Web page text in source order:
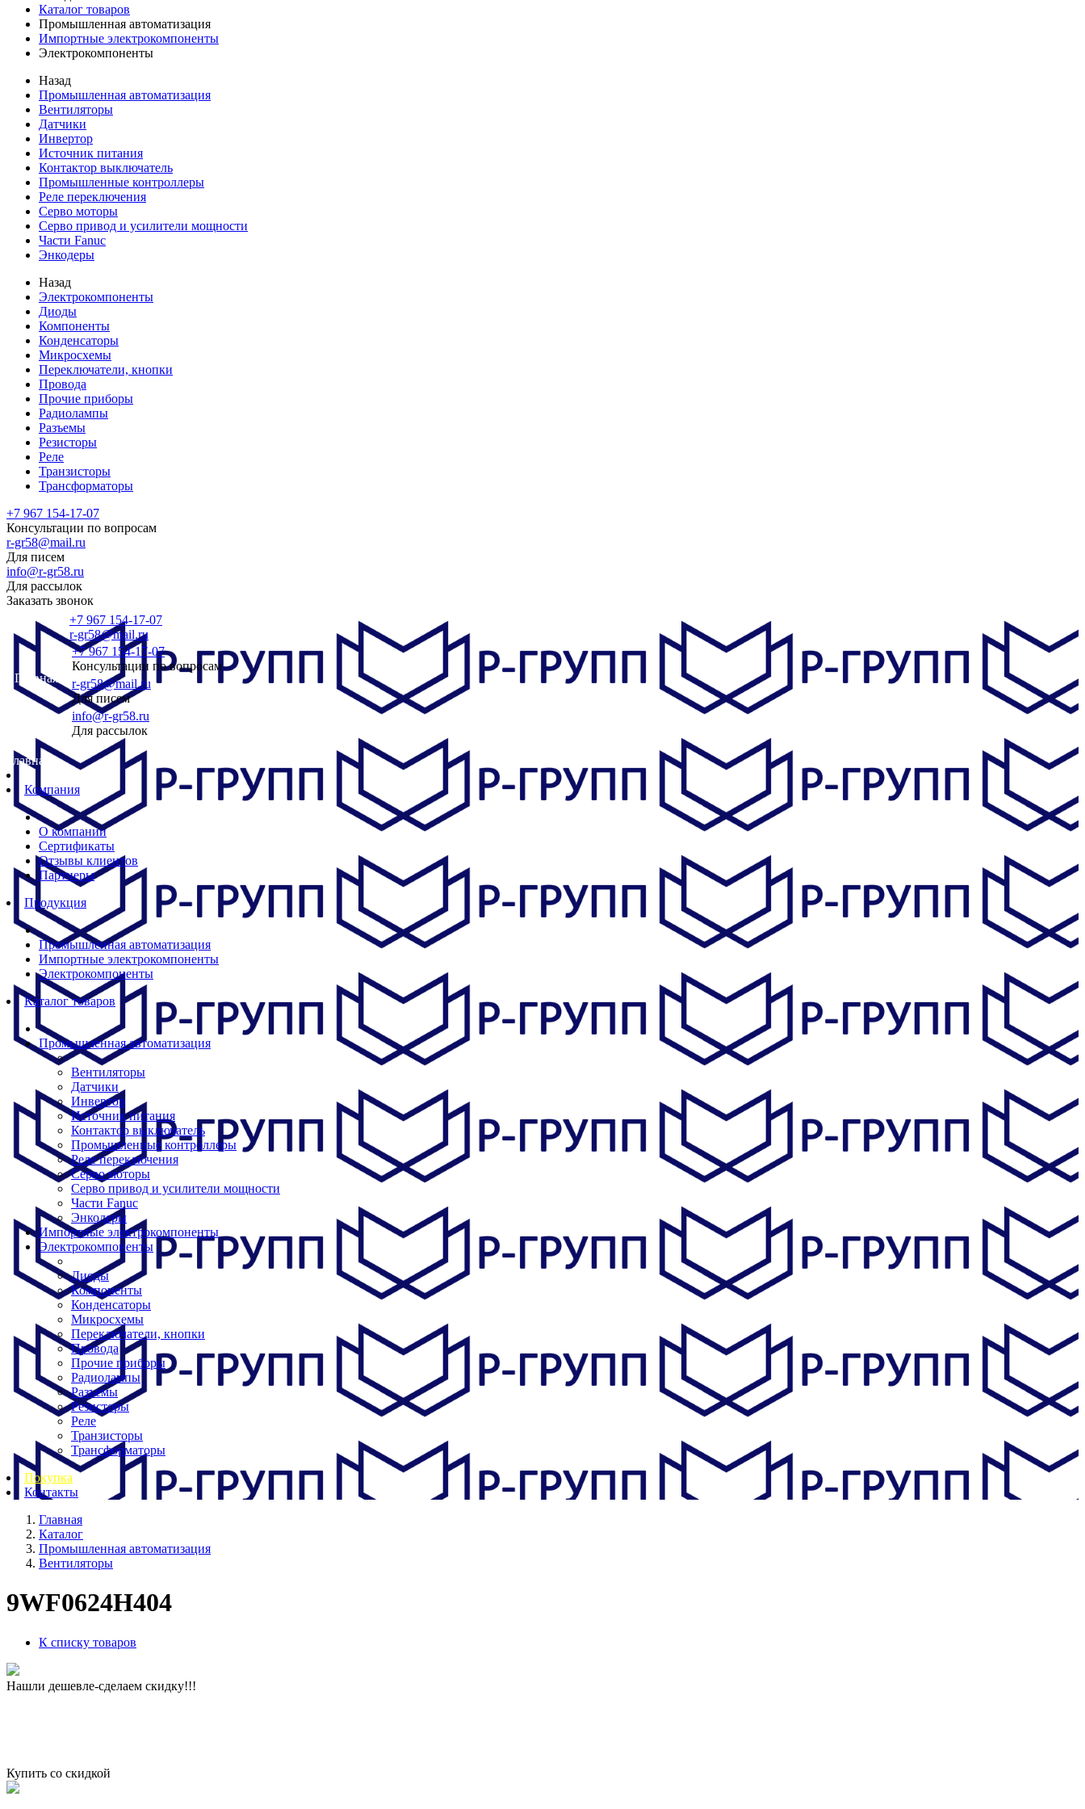
Каталог товаров
Промышленная автоматизация
Импортные электрокомпоненты
Электрокомпоненты
Назад
Промышленная автоматизация
Вентиляторы
Датчики
Инвертор
Источник питания
Контактор выключатель
Промышленные контроллеры
Реле переключения
Серво моторы
Серво привод и усилители мощности
Части Fanuc
Энкодеры
Назад
Электрокомпоненты
Диоды
Компоненты
Конденсаторы
Микросхемы
Переключатели, кнопки
Провода
Прочие приборы
Радиолампы
Разъемы
Резисторы
Реле
Транзисторы
Трансформаторы
+7 967 154-17-07
Консультации по вопросам
r-gr58@mail.ru
Для писем
info@r-gr58.ru
Для рассылок
Заказать звонок
Главная
+7 967 154-17-07
r-gr58@mail.ru
+7 967 154-17-07
Консультации по вопросам
r-gr58@mail.ru
Для писем
info@r-gr58.ru
Для рассылок
Главная
Компания
О компании
Сертификаты
Отзывы клиентов
Партнеры
Продукция
Промышленная автоматизация
Импортные электрокомпоненты
Электрокомпоненты
Каталог товаров
Промышленная автоматизация
Вентиляторы
Датчики
Инвертор
Источник питания
Контактор выключатель
Промышленные контроллеры
Реле переключения
Серво моторы
Серво привод и усилители мощности
Части Fanuc
Энкодеры
Импортные электрокомпоненты
Электрокомпоненты
Диоды
Компоненты
Конденсаторы
Микросхемы
Переключатели, кнопки
Провода
Прочие приборы
Радиолампы
Разъемы
Резисторы
Реле
Транзисторы
Трансформаторы
Покупка
Контакты
Главная
Каталог
Промышленная автоматизация
Вентиляторы
9WF0624H404
К списку товаров
Нашли дешевле-сделаем скидку!!!
Купить со скидкой